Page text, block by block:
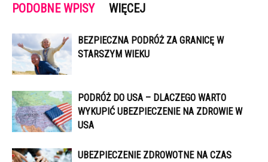
PODOBNE WPISY WIĘCEJ
BEZPIECZNA PODRÓŻ ZA GRANICĘ W
STARSZYM WIEKU
PODRÓŻ DO USA – DLACZEGO WARTO
WYKUPIĆ UBEZPIECZENIE NA ZDROWIE W
USA
UBEZPIECZENIE ZDROWOTNE NA CZAS